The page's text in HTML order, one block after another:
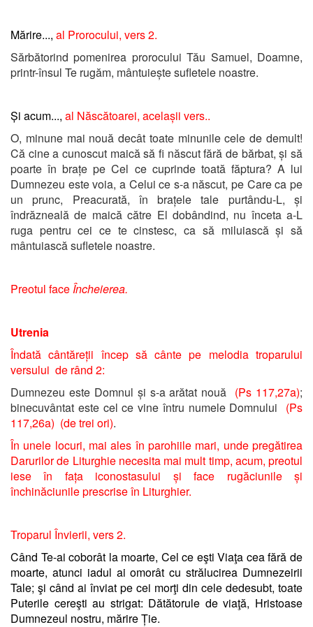
Mărire..., al Prorocului, vers 2.
Sărbătorind pomenirea prorocului Tău Samuel, Doamne,
printr-însul Te rugăm, mântuiește sufletele noastre.
Și acum..., al Născătoarei, acelașii vers..
O, minune mai nouă decât toate minunile cele de demult!
Că cine a cunoscut maică să fi născut fără de bărbat, și să
poarte în brațe pe Cel ce cuprinde toată făptura? A lui
Dumnezeu este voia, a Celui ce s-a născut, pe Care ca pe
un prunc, Preacurată, în brațele tale purtându-L, și
îndrăzneală de maică către El dobândind, nu înceta a-L
ruga pentru cei ce te cinstesc, ca să miluiască și să
mântuiască sufletele noastre.
Preotul face Încheierea.
Utrenia
Îndată cântăreții încep să cânte pe melodia troparului
versului de rând 2:
Dumnezeu este Domnul și s-a arătat nouă (Ps 117,27a);
binecuvântat este cel ce vine întru numele Domnului (Ps
117,26a) (de trei ori).
În unele locuri, mai ales în parohiile mari, unde pregătirea
Darurilor de Liturghie necesita mai mult timp, acum, preotul
iese în fața iconostasului și face rugăciunile și
închinăciunile prescrise în Liturghier.
Troparul Învierii, vers 2.
Când Te-ai coborât la moarte, Cel ce eşti Viaţa cea fără de
moarte, atunci iadul ai omorât cu strălucirea Dumnezeirii
Tale; şi când ai înviat pe cei morţi din cele dedesubt, toate
Puterile cereşti au strigat: Dătătorule de viaţă, Hristoase
Dumnezeul nostru, mărire Ție.